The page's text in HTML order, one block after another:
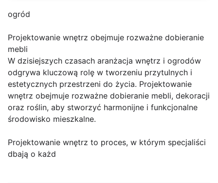
ogród
Projektowanie wnętrz obejmuje rozważne dobieranie
mebli
W dzisiejszych czasach aranżacja wnętrz i ogrodów
odgrywa kluczową rolę w tworzeniu przytulnych i
estetycznych przestrzeni do życia. Projektowanie
wnętrz obejmuje rozważne dobieranie mebli, dekoracji
oraz roślin, aby stworzyć harmonijne i funkcjonalne
środowisko mieszkalne.
Projektowanie wnętrz to proces, w którym specjaliści
dbają o każd